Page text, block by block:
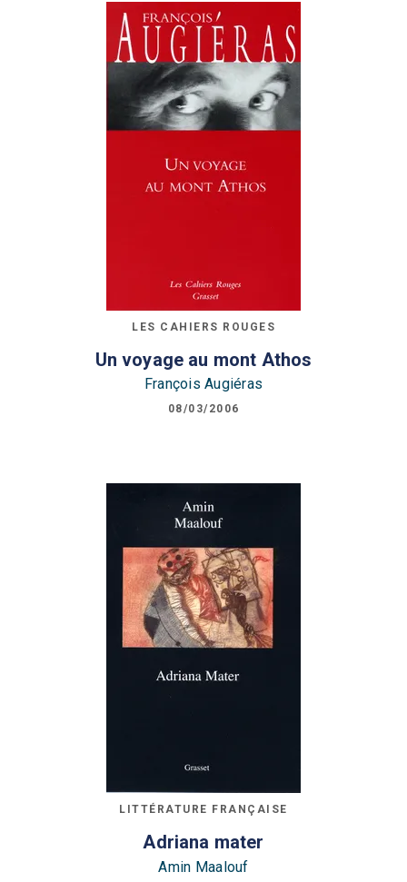
LES CAHIERS ROUGES
Un voyage au mont Athos
François Augiéras
08/03/2006
LITTÉRATURE FRANÇAISE
Adriana mater
Amin Maalouf